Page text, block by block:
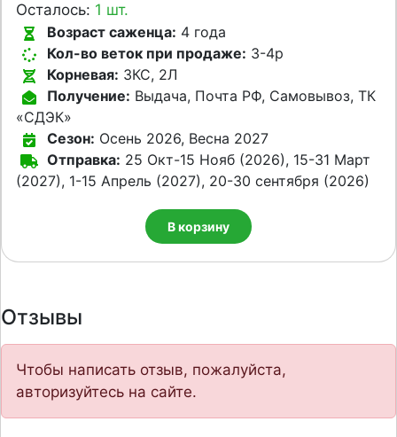
Осталось: 1 шт.
Возраст саженца: 4 года
Кол-во веток при продаже: 3-4p
Корневая: ЗКС, 2Л
Получение: Выдача, Почта РФ, Самовывоз, ТК
«СДЭК»
Сезон: Осень 2026, Весна 2027
Отправка: 25 Окт-15 Нояб (2026), 15-31 Март
(2027), 1-15 Апрель (2027), 20-30 сентября (2026)
В корзину
Отзывы
Чтобы написать отзыв, пожалуйста,
авторизуйтесь на сайте.